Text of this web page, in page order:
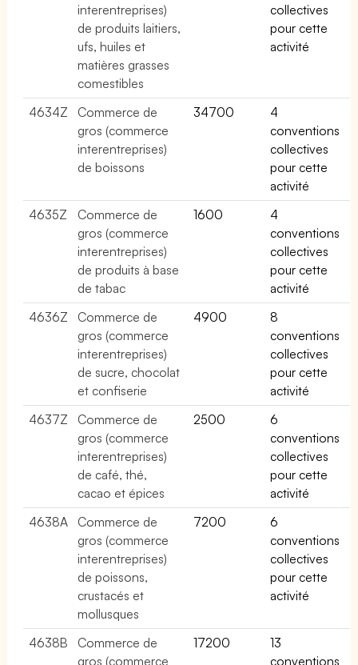
interentreprises)
de produits laitiers,
ufs, huiles et
matières grasses
comestibles
collectives
pour cette
activité
4634Z
Commerce de
gros (commerce
interentreprises)
de boissons
34700
4
conventions
collectives
pour cette
activité
4635Z
Commerce de
gros (commerce
interentreprises)
de produits à base
de tabac
1600
4
conventions
collectives
pour cette
activité
4636Z
Commerce de
gros (commerce
interentreprises)
de sucre, chocolat
et confiserie
4900
8
conventions
collectives
pour cette
activité
4637Z
Commerce de
gros (commerce
interentreprises)
de café, thé,
cacao et épices
2500
6
conventions
collectives
pour cette
activité
4638A
Commerce de
gros (commerce
interentreprises)
de poissons,
crustacés et
mollusques
7200
6
conventions
collectives
pour cette
activité
4638B
Commerce de
gros (commerce
17200
13
conventions